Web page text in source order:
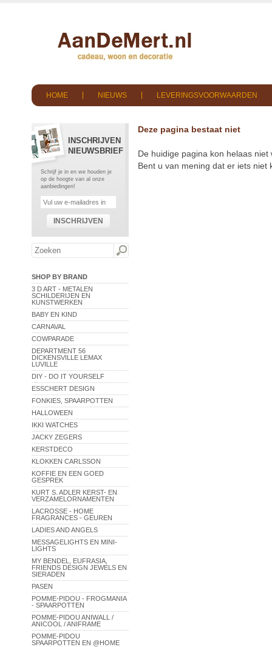
HOME NIEUWS LEVERINGSVOORWAARDEN
INSCHRIJVEN
NIEUWSBRIEF
Schrijf je in en we houden je
op de hoogte van al onze
aanbiedingen!
INSCHRIJVEN
SHOP BY BRAND
3 D ART - METALEN
SCHILDERIJEN EN
KUNSTWERKEN
BABY EN KIND
CARNAVAL
COWPARADE
DEPARTMENT 56
DICKENSVILLE LEMAX
LUVILLE
DIY - DO IT YOURSELF
ESSCHERT DESIGN
FONKIES, SPAARPOTTEN
HALLOWEEN
IKKI WATCHES
JACKY ZEGERS
KERSTDECO
KLOKKEN CARLSSON
KOFFIE EN EEN GOED
GESPREK
KURT S. ADLER KERST- EN
VERZAMELORNAMENTEN
LACROSSE - HOME
FRAGRANCES - GEUREN
LADIES AND ANGELS
MESSAGELIGHTS EN MINI-
LIGHTS
MY BENDEL, EUFRASIA,
FRIENDS DESIGN JEWELS EN
SIERADEN
PASEN
POMME-PIDOU - FROGMANIA
- SPAARPOTTEN
POMME-PIDOU ANIWALL /
ANICOOL / ANIFRAME
POMME-PIDOU
SPAARPOTTEN EN @HOME
Deze pagina bestaat niet
De huidige pagina kon helaas
Bent u van mening dat er iets